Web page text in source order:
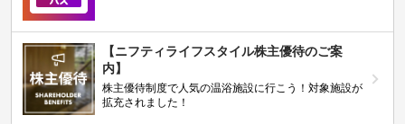
【ニフティライフスタイル株主優待のご案
内】
株主優待制度で人気の温浴施設に行こう！対象施設が
拡充されました！